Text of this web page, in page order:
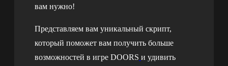
вам нужно!
Представляем вам уникальный скрипт,
который поможет вам получить больше
возможностей в игре DOORS и удивить